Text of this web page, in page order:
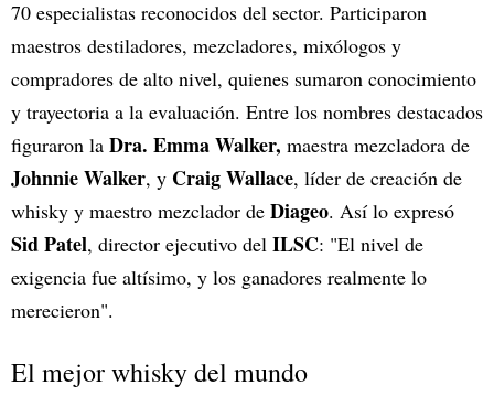
70 especialistas reconocidos del sector. Participaron
maestros destiladores, mezcladores, mixólogos y
compradores de alto nivel, quienes sumaron conocimiento
y trayectoria a la evaluación. Entre los nombres destacados
figuraron la Dra. Emma Walker, maestra mezcladora de
Johnnie Walker, y Craig Wallace, líder de creación de
whisky y maestro mezclador de Diageo. Así lo expresó
Sid Patel, director ejecutivo del ILSC: "El nivel de
exigencia fue altísimo, y los ganadores realmente lo
merecieron".
El mejor whisky del mundo